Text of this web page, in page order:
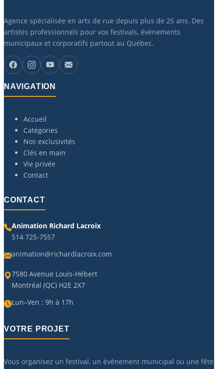
Agence spécialisée en arts de rue depuis plus de 25 ans. Des
artistes professionnels pour vos festivals, événements
municipaux et corporatifs partout au Québec.
NAVIGATION
Accueil
Catégories
Nos exclusivités
Clés en main
Vie privée
Contact
CONTACT
Animation Richard Lacroix
514 725-7557
animation@richardlacroix.com
7580 Avenue Louis-Hébert
Montréal (QC) H2E 2X7
Lun–Ven : 9h à 17h
VOTRE PROJET
Vous organisez un festival, un événement municipal ou une fête